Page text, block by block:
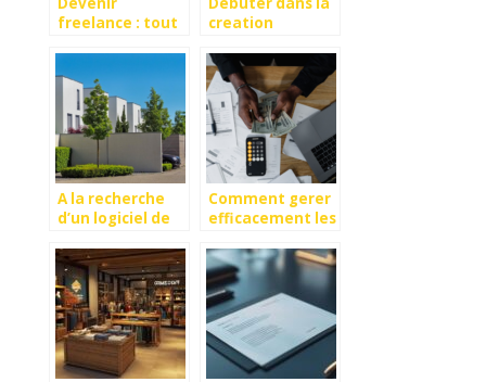
freelance : tout
creation
comment reussir
?
A la recherche
d’un logiciel de
les artisans du
batiment ?
Comment gerer
efficacement les
entreprise ?